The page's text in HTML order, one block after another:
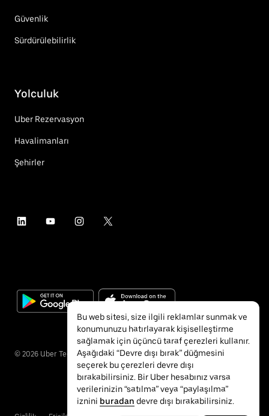
Güvenlik
Sürdürülebilirlik
Yolculuk
Uber Rezervasyon
Havalimanları
Şehirler
© 2026 Uber Technologies Inc.
Bu web sitesi, size ilgili reklamlar sunmak ve
konumunuzu hatırlayarak kişiselleştirme
sağlamak için üçüncü taraf çerezleri kullanır.
Aşağıdaki “Devre dışı bırak” düğmesini
seçerek bu çerezleri devre dışı
bırakabilirsiniz. Bir Uber hesabınız varsa
verilerinizin “satılma” veya “paylaşılma”
iznini buradan devre dışı bırakabilirsiniz.